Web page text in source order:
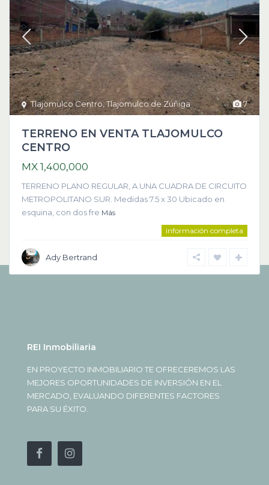
7
Tlajomulco Centro,Tlajomulco de Zúñiga
TERRENO EN VENTA TLAJOMULCO
CENTRO
MX 1,400,000
TERRENO PLANO REGULAR, A UNA CUADRA DE CIRCUITO
METROPOLITANO SUR. Medidas 7.5 x 30 Ubicado en
esquina, con dos fre Más
información completa
Ady Bertrand
REI Inmobiliaria
EN PROYECTO INMOBILIARIO TE OFRECEREMOS LAS
MEJORES OPORTUNIDADES DE INVERSIÓN EN EL
MERCADO, EVALUANDO DIFERENTES FACTORES
PARA SU ÉXITO.